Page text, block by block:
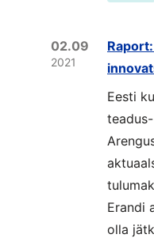
02.09
2021
Eesti
Erandi
olla